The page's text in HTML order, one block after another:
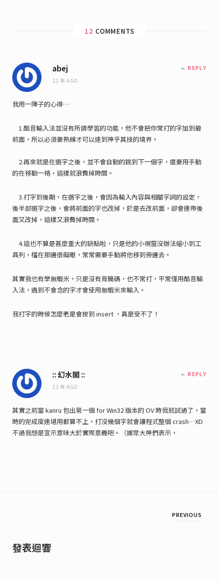
12 COMMENTS
abej
21 年 AGO
REPLY
我用一陣子的心得…
1.酷音輸入法並沒有所謂學習的功能，他不會把你常打的字加到最
前面，所以必須要熟練才可以達到神乎其技的境界。
2.再來就是在選字之後，並不會自動的跳到下一個字，還要用手動
的在移動一格，這樣就浪費掉時間。
3.打字到後期，在選字之後，會因為輸入內容與相關字詞的設定，
後半部選字之後，會將前面的字也改掉，於是去改前面，卻會連帶後
面又改掉，這樣又浪費掉時間。
4.這也不算是甚麼重大的缺點啦，只是他的小視窗沒辦法縮小到工
具列，檔在那邊很礙眼，常常需要手動將他移到旁邊去。
其實我也有學無蝦米，只是沒有背簡碼，也不常打，平常僅用酷音輸
入法，遇到不會念的字才會使用無蝦米來輸入。
我打字的時候怎麼老是會按到 insert ，真是受不了！
:: 幻水閣 ::
21 年 AGO
REPLY
其實之前當 kanru 包出第一個 for Win32 版本的 OV 時我就試過了，當
時的完成度連堪用都算不上，打沒幾個字就會讓程式整個 crash…XD
不過我想是宣示意味大於實際意義吧。（據眾大神們表示，
PREVIOUS
發表迴響